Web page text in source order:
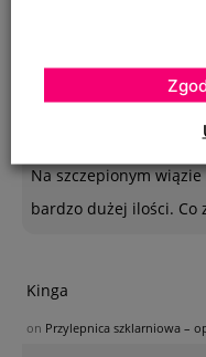
Krystyna
SZKODNIKI WIĄZU I ICH
Na szczepionym
bardzo dużej ilości. Co
Kinga
on Przylepnica szklarniowa –